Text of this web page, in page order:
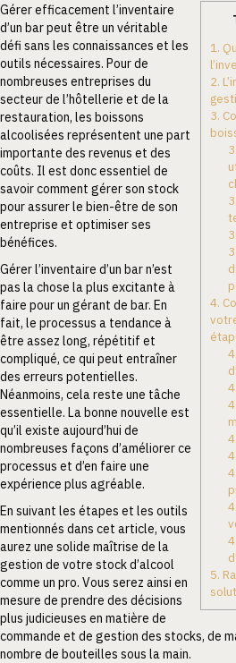
1.
2.
3.
4.
5.
Gérer efficacement l’inventaire
d’un bar peut être un véritable
défi sans les connaissances et les
outils nécessaires. Pour de
nombreuses entreprises du
secteur de l’hôtellerie et de la
restauration, les boissons
alcoolisées représentent une part
importante des revenus et des
coûts. Il est donc essentiel de
savoir comment gérer son stock
pour assurer le bien-être de son
entreprise et optimiser ses
bénéfices.
Gérer l’inventaire d’un bar n’est
pas la chose la plus excitante à
faire pour un gérant de bar. En
fait, le processus a tendance à
être assez long, répétitif et
compliqué, ce qui peut entraîner
des erreurs potentielles.
Néanmoins, cela reste une tâche
essentielle. La bonne nouvelle est
qu’il existe aujourd’hui de
nombreuses façons d’améliorer ce
processus et d’en faire une
expérience plus agréable.
En suivant les étapes et les outils
mentionnés dans cet article, vous
aurez une solide maîtrise de la
gestion de votre stock d’alcool
comme un pro. Vous serez ainsi en
mesure de prendre des décisions
plus judicieuses en matière de
commande et de gestion des stocks, de
nombre de bouteilles sous la main.